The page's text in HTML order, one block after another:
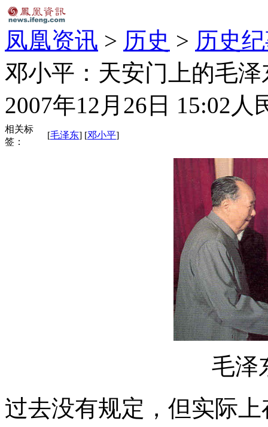
凤凰资讯 > 历史 > 历史
邓小平：天安门上的毛
2007年12月26日 15:02 人
相关标
签：
[毛泽东] [邓小平]
毛泽
过去没有规定，但实际